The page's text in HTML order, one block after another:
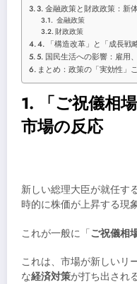
3. 金融政策と財政政策：新
金融政策
財政政策
4. 「構造改革」と「成長戦
5. 国民生活への影響：雇用
まとめ：政策の「実効性」
1. 「ご祝儀相
市場の反応
新しい総理大臣が就任す
時的に株価が上昇する現
これが一般に「ご祝儀相
これは、市場が新しいリ
な経済対策が打ち出され